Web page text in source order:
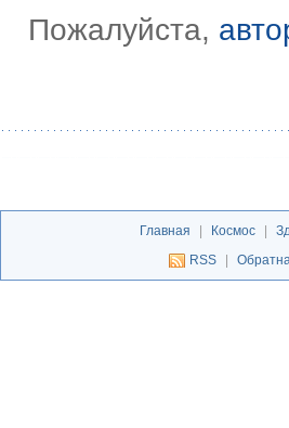
Пожалуйста,
Главная | Космос |
RSS
|